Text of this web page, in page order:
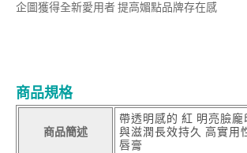
企圖獲得全新愛用者 提高媚點品牌存在感
商品規格
商品簡述
帶透明感的 紅 明亮臉
與滋潤長效持久 高實用
唇膏